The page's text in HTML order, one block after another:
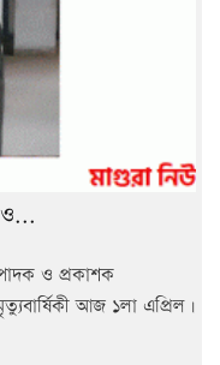
ও...
ও প্রকাশক
আজ ১লা এপ্রিল।